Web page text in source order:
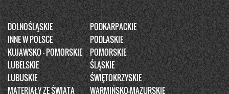
DOLNOŚLĄSKIE
INNE W POLSCE
KUJAWSKO - POMORSKIE
LUBELSKIE
LUBUSKIE
MATERIAŁY ZE ŚWIATA
PODKARPACKIE
PODLASKIE
POMORSKIE
ŚLĄSKIE
ŚWIĘTOKRZYSKIE
WARMIŃSKO-MAZURSKIE